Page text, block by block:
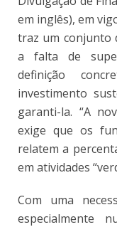
em inglês), em
traz um conjunto
a falta de
definição
investimento
garanti-la. “A
exige que os
relatem a
em atividades
Com uma
especialmente